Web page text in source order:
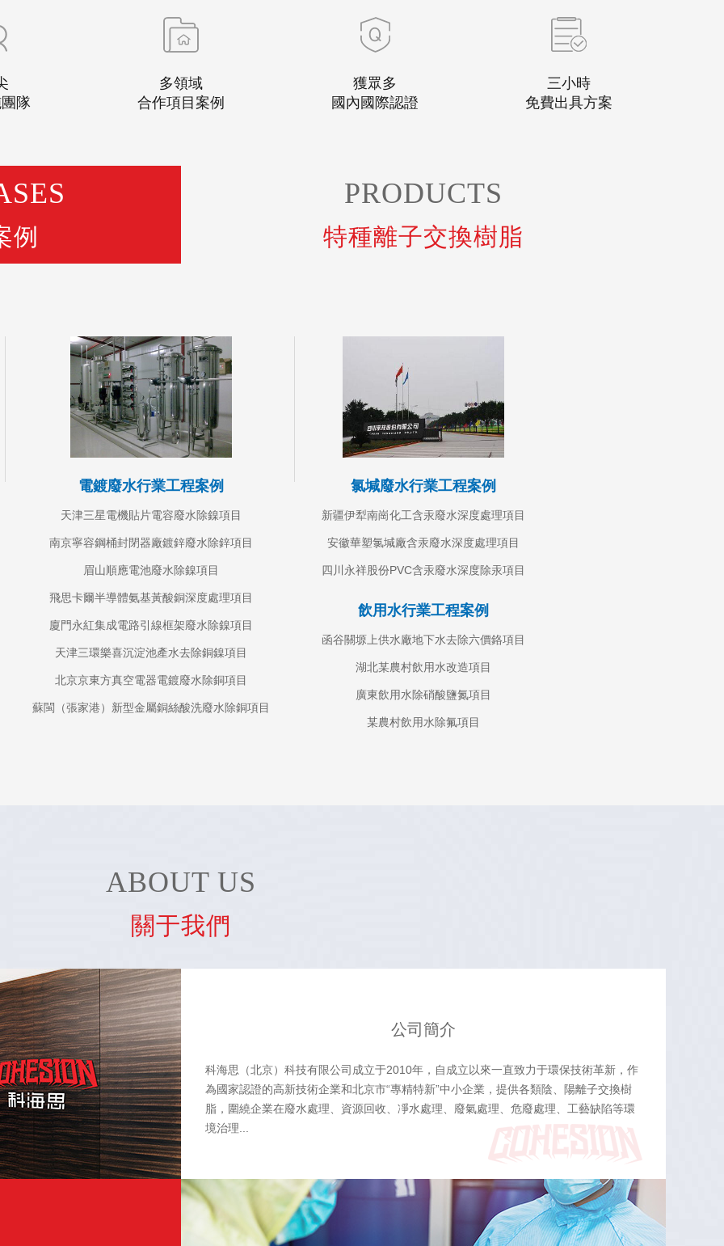
隊
多領域
合作項目案例
獲眾多
國內國際認證
三小時
免費出具方案
例
PRODUCTS
特種離子交換樹脂
電鍍廢水行業工程案例
天津三星電機貼片電容廢水除鎳項目
南京寧容鋼桶封閉器廠鍍鋅廢水除鋅項目
眉山順應電池廢水除鎳項目
飛思卡爾半導體氨基黃酸銅深度處理項目
廈門永紅集成電路引線框架廢水除鎳項目
天津三環樂喜沉淀池產水去除銅鎳項目
北京京東方真空電器電鍍廢水除銅項目
蘇閩（張家港）新型金屬銅絲酸洗廢水除銅項目
氯堿廢水行業工程案例
新疆伊犁南崗化工含汞廢水深度處理項目
安徽華塑氯堿廠含汞廢水深度處理項目
四川永祥股份PVC含汞廢水深度除汞項目
飲用水行業工程案例
函谷關塬上供水廠地下水去除六價鉻項目
湖北某農村飲用水改造項目
廣東飲用水除硝酸鹽氮項目
某農村飲用水除氟項目
ABOUT US
關于我們
公司簡介
科海思（北京）科技有限公司成立于2010年，自成立以來一直致力于環保技術革新，作
為國家認證的高新技術企業和北京市“專精特新”中小企業，提供各類陰、陽離子交換樹
脂，圍繞企業在廢水處理、資源回收、凈水處理、廢氣處理、危廢處理、工藝缺陷等環
境治理...